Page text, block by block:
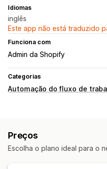
Idiomas
inglês
Este app não está traduzido
Funciona com
Admin da Shopify
Categorias
Automação do fluxo de
Personalização
Preços
Escolha o plano ideal para o